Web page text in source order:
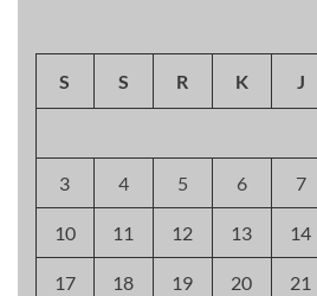
S S R K J
3 4 5 6 7
10 11 12 13 14
17 18 19 20 21